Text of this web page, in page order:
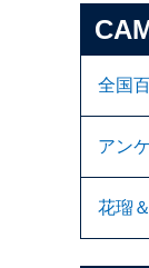
全国
アン
花瑠